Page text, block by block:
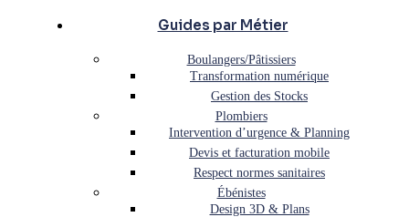
Guides par Métier
Boulangers/Pâtissiers
Transformation numérique
Gestion des Stocks
Plombiers
Intervention d’urgence & Planning
Devis et facturation mobile
Respect normes sanitaires
Ébénistes
Design 3D & Plans